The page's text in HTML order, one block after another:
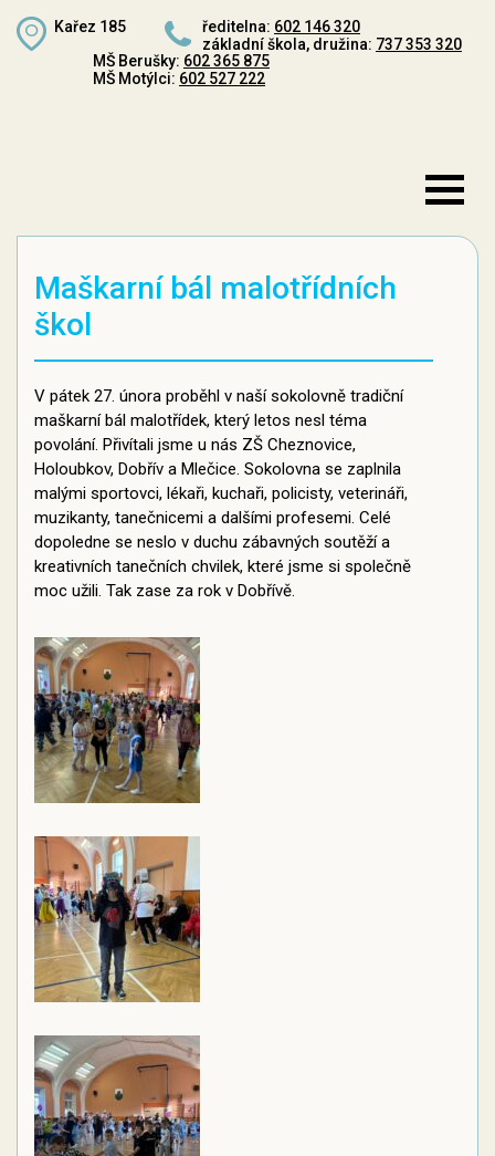
Kařez 185 ředitelna: 602 146 320
základní škola, družina: 737 353 320
MŠ Berušky: 602 365 875
MŠ Motýlci: 602 527 222
Maškarní bál malotřídních
škol
V pátek 27. února proběhl v naší sokolovně tradiční
maškarní bál malotřídek, který letos nesl téma
povolání. Přivítali jsme u nás ZŠ Cheznovice,
Holoubkov, Dobřív a Mlečice. Sokolovna se zaplnila
malými sportovci, lékaři, kuchaři, policisty, veterináři,
muzikanty, tanečnicemi a dalšími profesemi. Celé
dopoledne se neslo v duchu zábavných soutěží a
kreativních tanečních chvilek, které jsme si společně
moc užili. Tak zase za rok v Dobřívě.